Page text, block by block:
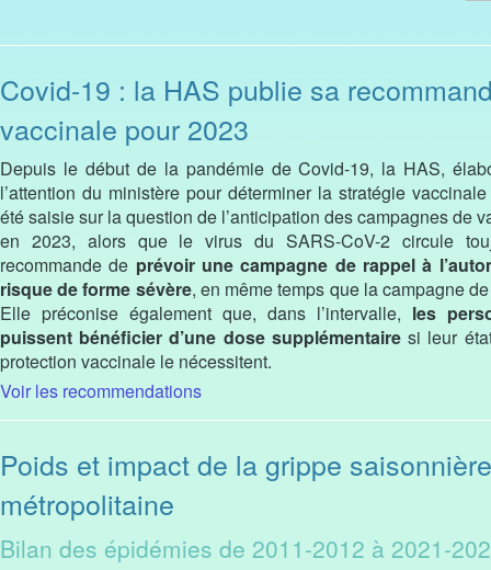
Covid-19 : la HAS publie sa
vaccinale pour 2023
Depuis le début de la pandémie de Covid-19, la HAS,
l’attention du ministère pour déterminer la stratégie
été saisie sur la question de l’anticipation des campagnes de
en 2023, alors que le virus du SARS-CoV-2 circule
recommande de prévoir une campagne de rappel à
risque de forme sévère, en même temps que la campagne
Elle préconise également que, dans l’intervalle, les
puissent bénéficier d’une dose supplémentairesi leur
protection vaccinale le nécessitent.
Voir les recommendations
Poids et impact de la grippe
métropolitaine
Bilan des épidémies de 2011-2012 à 2021-